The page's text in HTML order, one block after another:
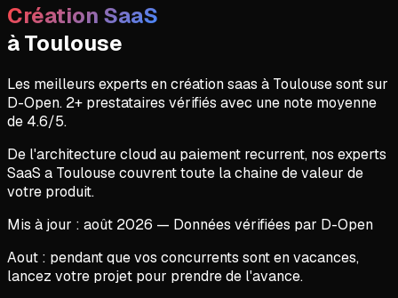
Création SaaS
àToulouse
Les meilleurs experts encréation saas à Toulousesont sur
D-Open. 2+ prestataires vérifiés avec une note moyenne
de 4.6/5.
De l'architecture cloud au paiement recurrent, nos experts
SaaS a Toulouse couvrent toute la chaine de valeur de
votre produit.
Mis à jour : août 2026 — Données vérifiées par D-Open
Aout : pendant que vos concurrents sont en vacances,
lancez votre projet pour prendre de l'avance.